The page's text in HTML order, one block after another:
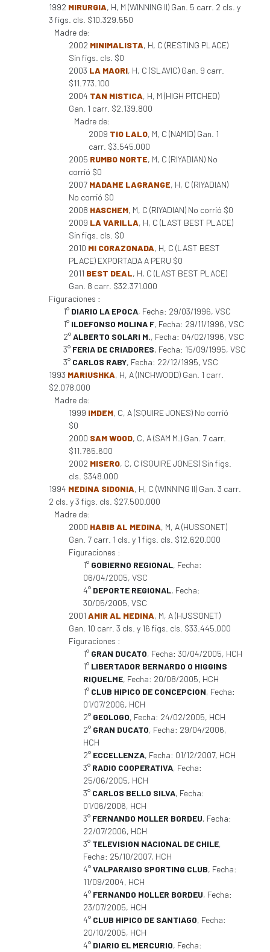
1992 MIRURGIA, H, M (WINNING II) Gan. 5 carr. 2 cls. y
3 figs. cls. $10.329.550
Madre de:
2002 MINIMALISTA, H, C (RESTING PLACE)
Sin figs. cls. $0
2003 LA MAORI, H, C (SLAVIC) Gan. 9 carr.
$11.773.100
2004 TAN MISTICA, H, M (HIGH PITCHED)
Gan. 1 carr. $2.139.800
Madre de:
2009 TIO LALO, M, C (NAMID) Gan. 1
carr. $3.545.000
2005 RUMBO NORTE, M, C (RIYADIAN) No
corrió $0
2007 MADAME LAGRANGE, H, C (RIYADIAN)
No corrió $0
2008 HASCHEM, M, C (RIYADIAN) No corrió $0
2009 LA VARILLA, H, C (LAST BEST PLACE)
Sin figs. cls. $0
2010 MI CORAZONADA, H, C (LAST BEST
PLACE) EXPORTADA A PERU $0
2011 BEST DEAL, H, C (LAST BEST PLACE)
Gan. 8 carr. $32.371.000
Figuraciones :
1° DIARIO LA EPOCA, Fecha: 29/03/1996, VSC
1° ILDEFONSO MOLINA F, Fecha: 29/11/1996, VSC
2°ALBERTO SOLARI M., Fecha: 04/02/1996, VSC
3° FERIA DE CRIADORES, Fecha: 15/09/1995, VSC
3° CARLOS RABY, Fecha: 22/12/1995, VSC
1993 MARIUSHKA, H, A (INCHWOOD) Gan. 1 carr.
$2.078.000
Madre de:
1999 IMDEM, C, A (SQUIRE JONES) No corrió
$0
2000 SAM WOOD, C, A (SAM M.) Gan. 7 carr.
$11.765.600
2002 MISERO, C, C (SQUIRE JONES) Sin figs.
cls. $348.000
1994 MEDINA SIDONIA, H, C (WINNING II) Gan. 3 carr.
2 cls. y 3 figs. cls. $27.500.000
Madre de:
2000 HABIB AL MEDINA, M, A (HUSSONET)
Gan. 7 carr. 1 cls. y 1 figs. cls. $12.620.000
Figuraciones :
1° GOBIERNO REGIONAL, Fecha:
06/04/2005, VSC
4° DEPORTE REGIONAL, Fecha:
30/05/2005, VSC
2001 AMIR AL MEDINA, M, A (HUSSONET)
Gan. 10 carr. 3 cls. y 16 figs. cls. $33.445.000
Figuraciones :
1° GRAN DUCATO, Fecha: 30/04/2005, HCH
1° LIBERTADOR BERNARDO O HIGGINS
RIQUELME, Fecha: 20/08/2005, HCH
1° CLUB HIPICO DE CONCEPCION, Fecha:
01/07/2006, HCH
2° GEOLOGO, Fecha: 24/02/2005, HCH
2° GRAN DUCATO, Fecha: 29/04/2006,
HCH
2° ECCELLENZA, Fecha: 01/12/2007, HCH
3° RADIO COOPERATIVA, Fecha:
25/06/2005, HCH
3° CARLOS BELLO SILVA, Fecha:
01/06/2006, HCH
3° FERNANDO MOLLER BORDEU, Fecha:
22/07/2006, HCH
3° TELEVISION NACIONAL DE CHILE,
Fecha: 25/10/2007, HCH
4°VALPARAISO SPORTING CLUB, Fecha:
11/09/2004, HCH
4° FERNANDO MOLLER BORDEU, Fecha:
23/07/2005, HCH
4° CLUB HIPICO DE SANTIAGO, Fecha:
20/10/2005, HCH
4° DIARIO EL MERCURIO, Fecha: